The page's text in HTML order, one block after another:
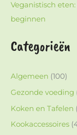
Veganistisch
beginnen
Categorieën
Algemeen (100)
Gezonde voeding
Koken en Tafelen
Kookaccessoires